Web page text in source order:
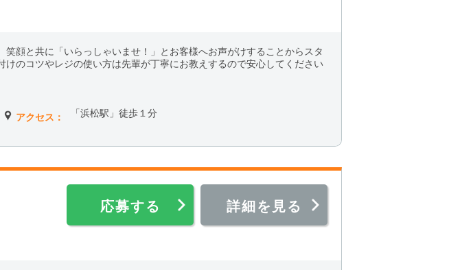
顔と共に「いらっしゃいませ！」とお客様へお声がけすることからスタ
のコツやレジの使い方は先輩が丁寧にお教えするので安心してください
アクセス： 「浜松駅」徒歩１分
応募する 詳細を見る